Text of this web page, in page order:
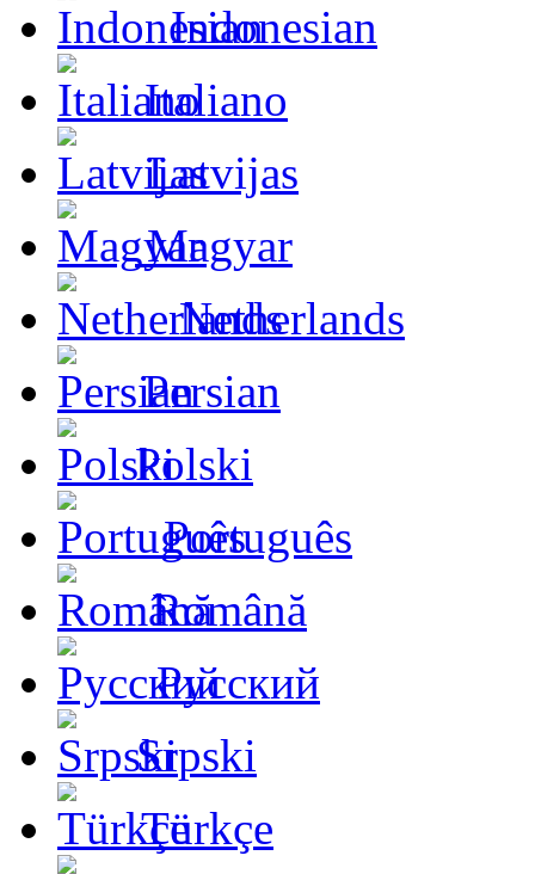
Indonesian
Italiano
Latvijas
Magyar
Netherlands
Persian
Polski
Português
Română
Русский
Srpski
Türkçe